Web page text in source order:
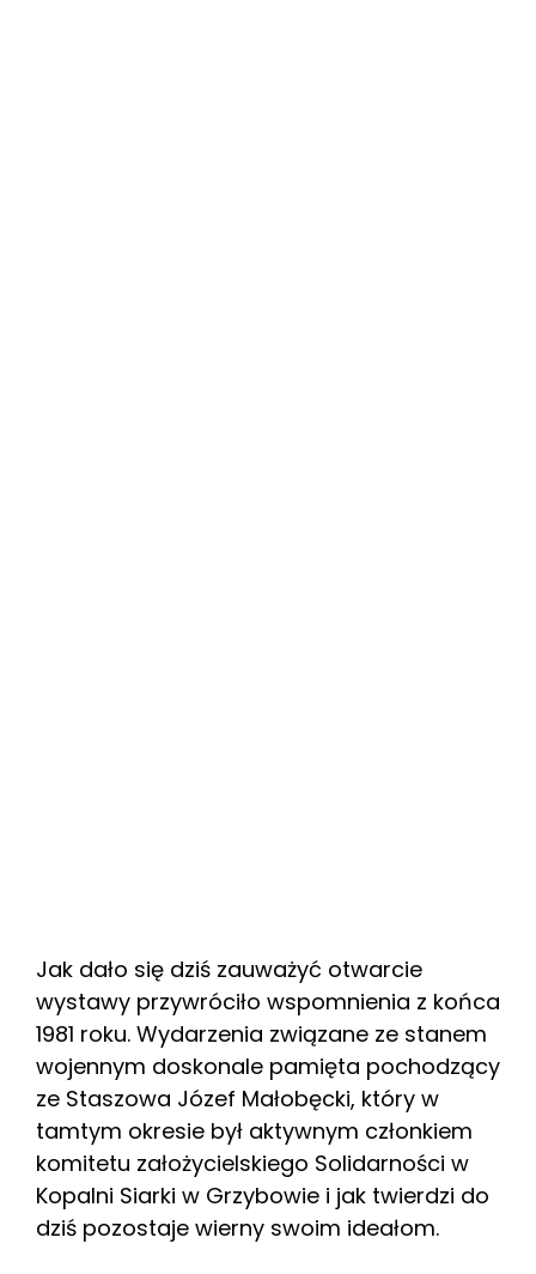
Jak dało się dziś zauważyć otwarcie
wystawy przywróciło wspomnienia z końca
1981 roku. Wydarzenia związane ze stanem
wojennym doskonale pamięta pochodzący
ze Staszowa Józef Małobęcki, który w
tamtym okresie był aktywnym członkiem
komitetu założycielskiego Solidarności w
Kopalni Siarki w Grzybowie i jak twierdzi do
dziś pozostaje wierny swoim ideałom.